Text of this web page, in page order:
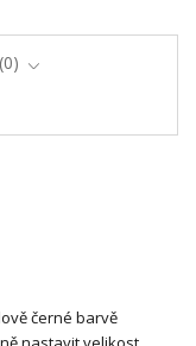
0
černé barvě